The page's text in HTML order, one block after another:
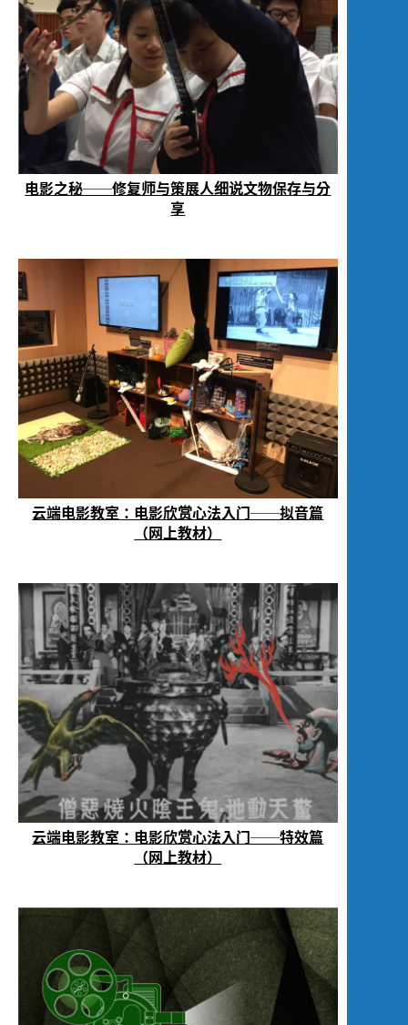
电影之秘──修复师与策展人细说文物保存与分
享
云端电影教室：电影欣赏心法入门──拟音篇
（网上教材）
云端电影教室：电影欣赏心法入门──特效篇
（网上教材）